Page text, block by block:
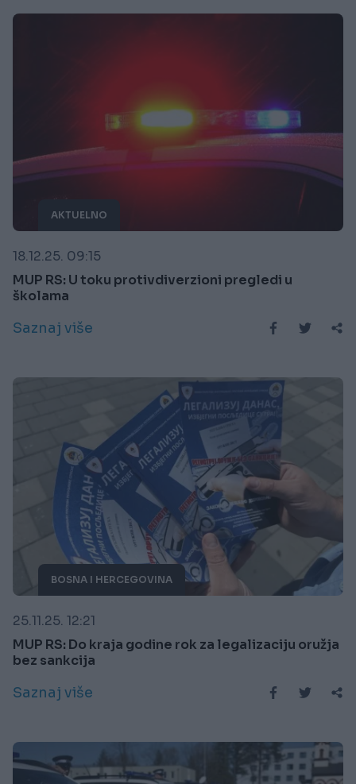
AKTUELNO
18.12.25. 09:15
MUP RS: U toku protivdiverzioni pregledi u
školama
Saznaj više
BOSNA I HERCEGOVINA
25.11.25. 12:21
MUP RS: Do kraja godine rok za legalizaciju oružja
bez sankcija
Saznaj više